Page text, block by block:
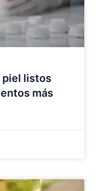
piel listos
más